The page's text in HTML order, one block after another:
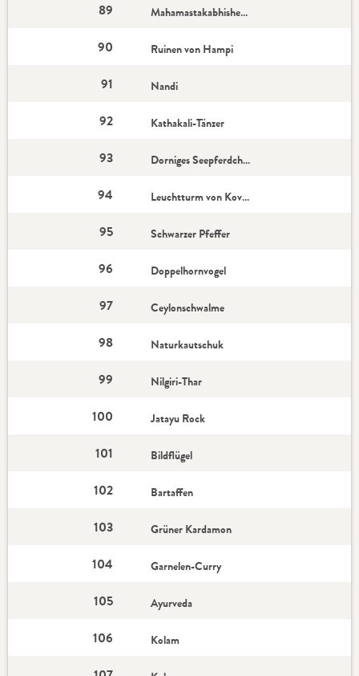
89 Mahamastakabhisheka Festival
90 Ruinen von Hampi
91 Nandi
92 Kathakali-Tänzer
93 Dorniges Seepferdchen
94 Leuchtturm von Kovalam
95 Schwarzer Pfeffer
96 Doppelhornvogel
97 Ceylonschwalme
98 Naturkautschuk
99 Nilgiri-Thar
100 Jatayu Rock
101 Bildflügel
102 Bartaffen
103 Grüner Kardamon
104 Garnelen-Curry
105 Ayurveda
106 Kolam